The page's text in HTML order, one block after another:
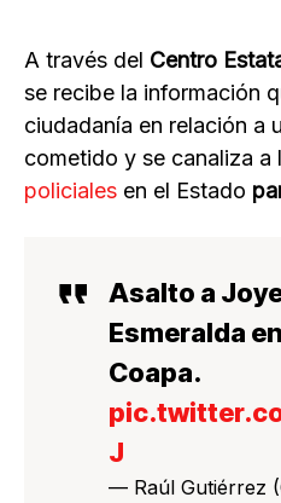
A través del Centro
se recibe la información
ciudadanía en relación a
cometido y se canaliza a
policiales en el Estado
Asalto a
Esmeralda
Coapa.
J
— Raúl Gutiérrez